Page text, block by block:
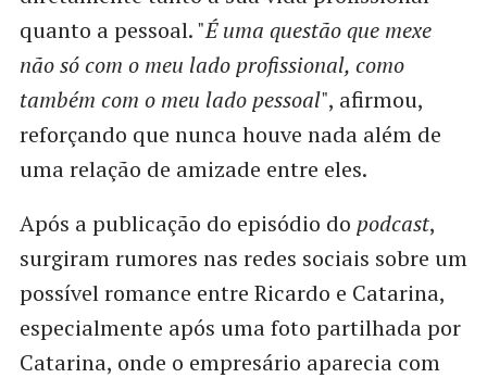
quanto a pessoal. "É uma questão que mexe
não só com o meu lado profissional, como
também com o meu lado pessoal", afirmou,
reforçando que nunca houve nada além de
uma relação de amizade entre eles.
Após a publicação do episódio do podcast,
surgiram rumores nas redes sociais sobre um
possível romance entre Ricardo e Catarina,
especialmente após uma foto partilhada por
Catarina, onde o empresário aparecia com